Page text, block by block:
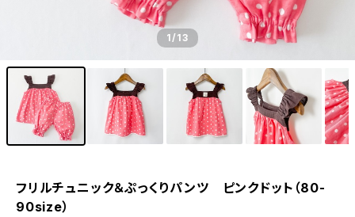
1/13
フリルチュニック＆ぷっくりパンツ ピンクドット（80-
90size）